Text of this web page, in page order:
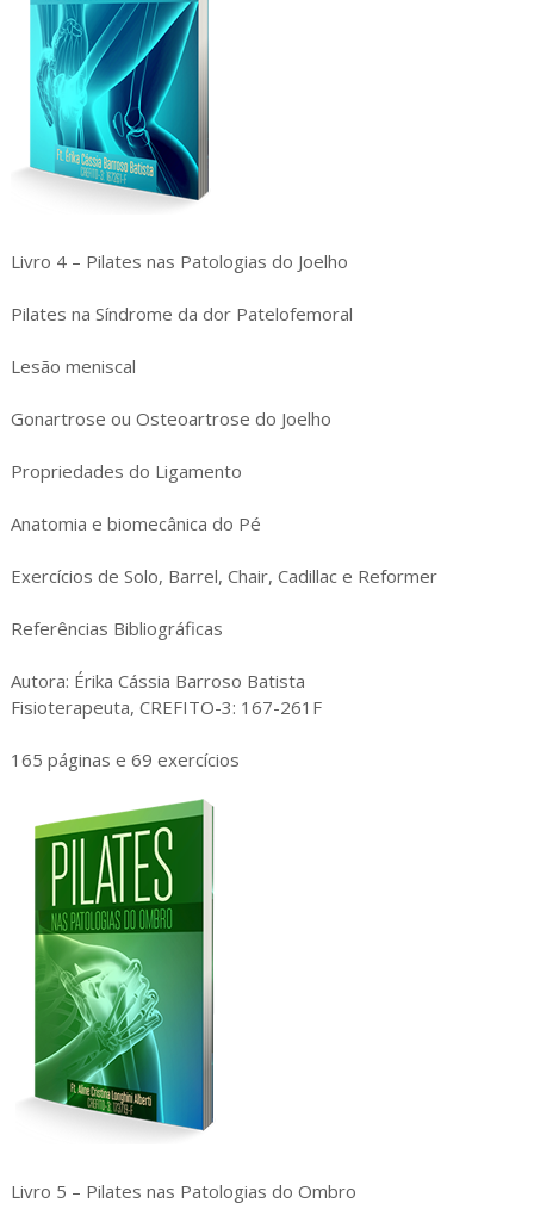
Livro 4 – Pilates nas Patologias do Joelho
Pilates na Síndrome da dor Patelofemoral
Lesão meniscal
Gonartrose ou Osteoartrose do Joelho
Propriedades do Ligamento
Anatomia e biomecânica do Pé
Exercícios de Solo, Barrel, Chair, Cadillac e Reformer
Referências Bibliográficas
Autora: Érika Cássia Barroso Batista
Fisioterapeuta, CREFITO-3: 167-261F
165 páginas e 69 exercícios
Livro 5 – Pilates nas Patologias do Ombro